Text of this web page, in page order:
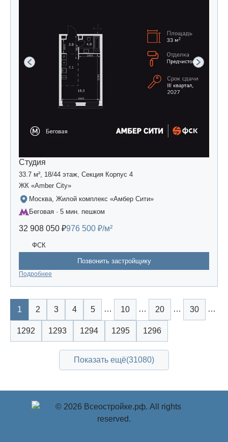
Студия
33.7 м², 18/44 этаж, Секция Корпус 4
ЖК «Amber Сity»
Москва, Жилой комплекс «Амбер Сити»
Беговая · 5 мин. пешком
32 908 050 ₽976 500 ₽/м²
ФСК
Позвонить застройщику
Подробнее
1 2 3 4 5 … 10 … 20 … 30 …
1292 1293 1294 1295 1296
Показать ещё(31080)